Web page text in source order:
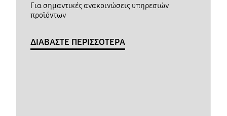
Για σημαντικές ανακοινώσεις υπηρεσιών
προϊόντων
ΔΙΑΒΑΣΤΕ ΠΕΡΙΣΣΟΤΕΡΑ